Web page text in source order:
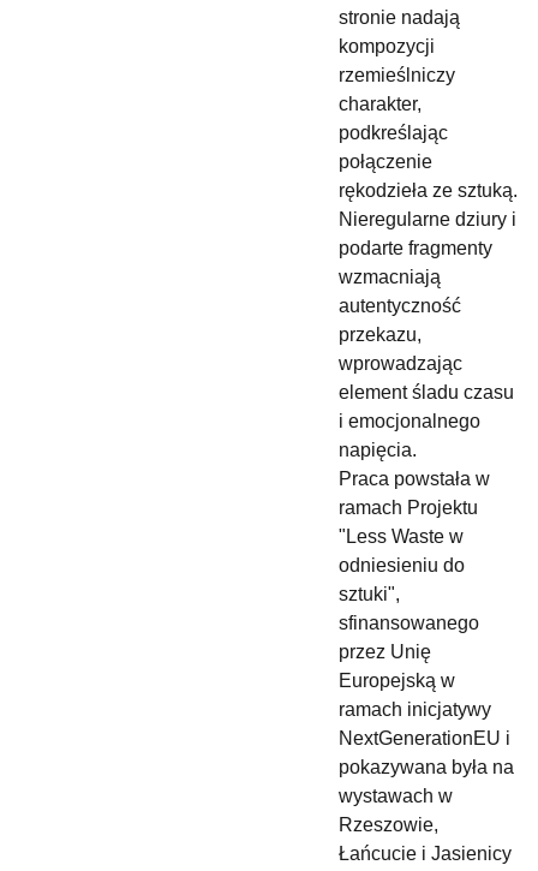
stronie nadają
kompozycji
rzemieślniczy
charakter,
podkreślając
połączenie
rękodzieła ze sztuką.
Nieregularne dziury i
podarte fragmenty
wzmacniają
autentyczność
przekazu,
wprowadzając
element śladu czasu
i emocjonalnego
napięcia.
Praca powstała w
ramach Projektu
"Less Waste w
odniesieniu do
sztuki",
sfinansowanego
przez Unię
Europejską w
ramach inicjatywy
NextGenerationEU i
pokazywana była na
wystawach w
Rzeszowie,
Łańcucie i Jasienicy